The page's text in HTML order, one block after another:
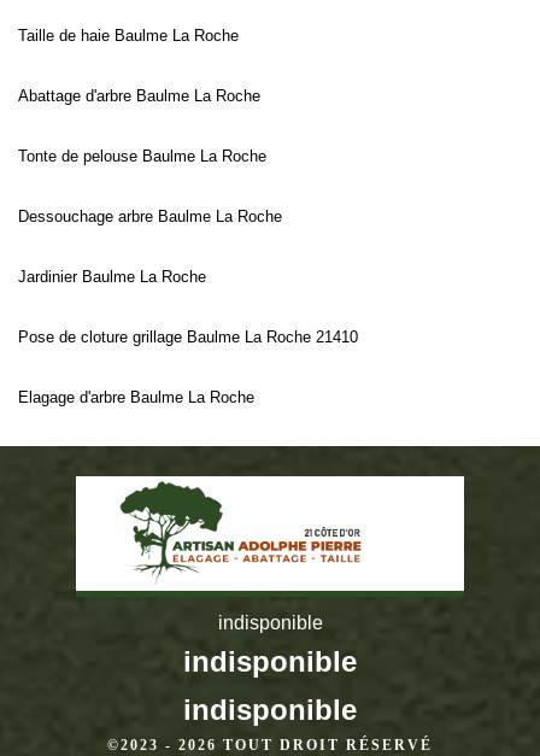
Taille de haie Baulme La Roche
Abattage d'arbre Baulme La Roche
Tonte de pelouse Baulme La Roche
Dessouchage arbre Baulme La Roche
Jardinier Baulme La Roche
Pose de cloture grillage Baulme La Roche 21410
Elagage d'arbre Baulme La Roche
indisponible
indisponible
indisponible
©2023 - 2026 TOUT DROIT RÉSERVÉ